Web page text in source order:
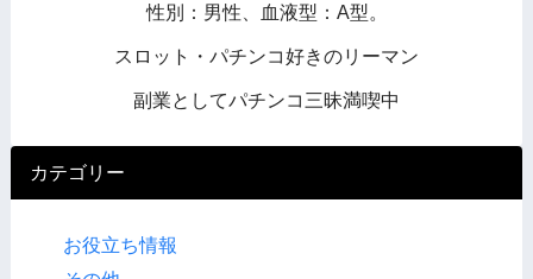
性別：男性、血液型：A型。
スロット・パチンコ好きのリーマン
副業としてパチンコ三昧満喫中
カテゴリー
お役立ち情報